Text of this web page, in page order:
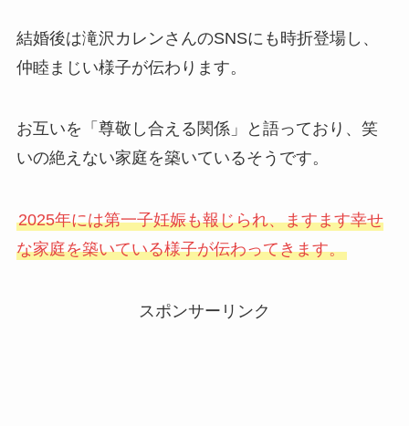
結婚後は滝沢カレンさんのSNSにも時折登場し、
仲睦まじい様子が伝わります。
お互いを「尊敬し合える関係」と語っており、笑
いの絶えない家庭を築いているそうです。
2025年には第一子妊娠も報じられ、ますます幸せ
な家庭を築いている様子が伝わってきます。
スポンサーリンク